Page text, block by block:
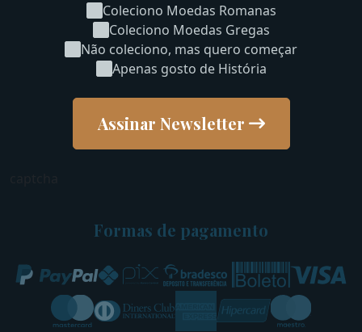
Coleciono Moedas Romanas
Coleciono Moedas Gregas
Não coleciono, mas quero começar
Apenas gosto de História
Assinar Newsletter
Formas de pagamento